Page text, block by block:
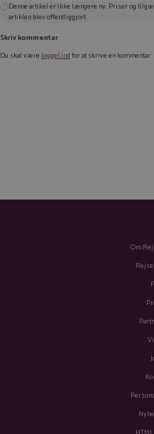
Denne artikel er ikke længere ny. Priser og
artiklen blev offentliggjort.
Skriv kommentar
Du skal værelogget indfor at skrive en kommentar
Om